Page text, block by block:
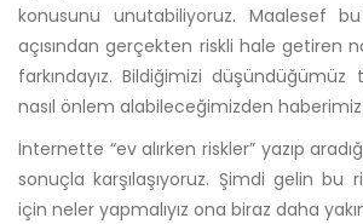
konusunu unutabiliyoruz. Maalesef bu
açısından gerçekten riskli hale getiren
farkındayız. Bildiğimizi düşündüğümüz
nasıl önlem alabileceğimizden
İnternette “ev alırken riskler” yazıp
sonuçla karşılaşıyoruz. Şimdi gelin bu
için neler yapmalıyız ona biraz daha